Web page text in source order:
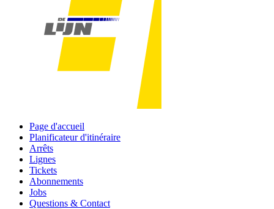
Page d'accueil
Planificateur d'itinéraire
Arrêts
Lignes
Tickets
Abonnements
Jobs
Questions & Contact